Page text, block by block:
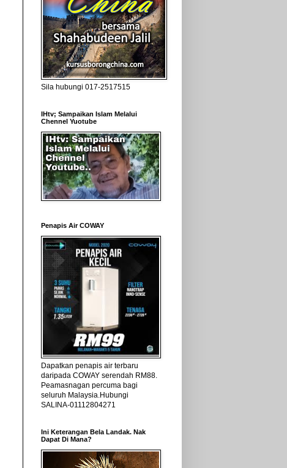
Sila hubungi 017-2517515
IHtv; Sampaikan Islam Melalui
Chennel Yuotube
Penapis Air COWAY
Dapatkan penapis air terbaru
daripada COWAY serendah RM88.
Peamasnagan percuma bagi
seluruh Malaysia.Hubungi
SALINA-01112804271
Ini Keterangan Bela Landak. Nak
Dapat Di Mana?